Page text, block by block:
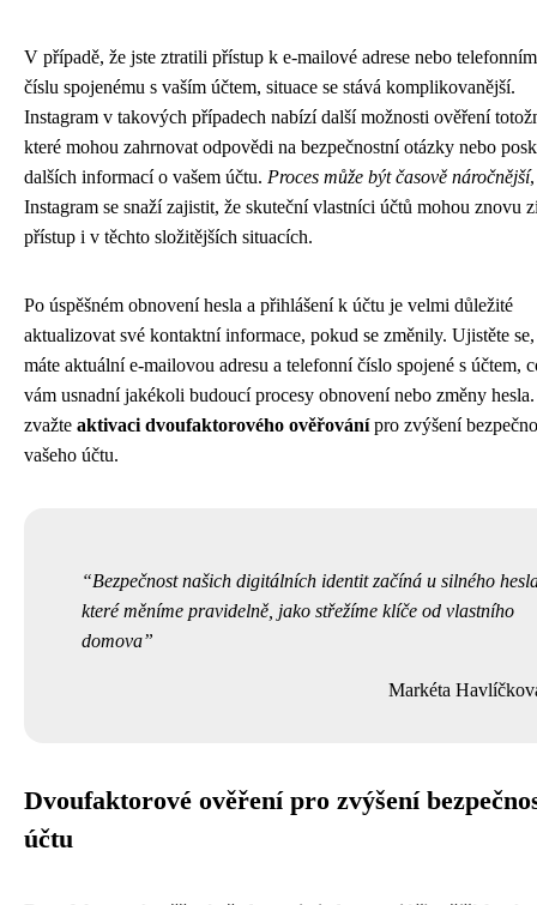
V případě, že jste ztratili přístup k e-mailové adrese nebo
číslu spojenému s vaším účtem, situace se stává komplikovanější.
Instagram v takových případech nabízí další možnosti ověření
které mohou zahrnovat odpovědi na bezpečnostní otázky nebo
dalších informací o vašem účtu. Proces může být časově náročnější
Instagram se snaží zajistit, že skuteční vlastníci účtů mohou znovu
přístup i v těchto složitějších situacích.
Po úspěšném obnovení hesla a přihlášení k účtu je velmi důležité
aktualizovat své kontaktní informace, pokud se změnily. Ujistěte se,
máte aktuální e-mailovou adresu a telefonní číslo spojené s účtem,
vám usnadní jakékoli budoucí procesy obnovení nebo změny
zvažte aktivaci dvoufaktorového ověřovánípro zvýšení
vašeho účtu.
Bezpečnost našich digitálních identit začíná u silného
které měníme pravidelně, jako střežíme klíče od vlastního
domova
Markéta
Dvoufaktorové ověření pro zvýšení
účtu